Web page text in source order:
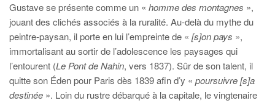
Gustave se présente comme un « homme des montagnes »,
jouant des clichés associés à la ruralité. Au-delà du mythe du
peintre-paysan, il porte en lui l’empreinte de « [s]on pays »,
immortalisant au sortir de l’adolescence les paysages qui
l’entourent (Le Pont de Nahin, vers 1837). Sûr de son talent, il
quitte son Éden pour Paris dès 1839 afin d’y « poursuivre [s]a
destinée ». Loin du rustre débarqué à la capitale, le vingtenaire